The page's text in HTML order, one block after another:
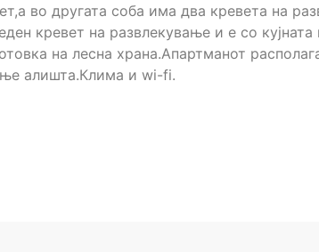
во другата соба има два кревета на
кревет на развлекување и е со
на лесна храна.Апартманот
алишта.Клима и wi-fi.